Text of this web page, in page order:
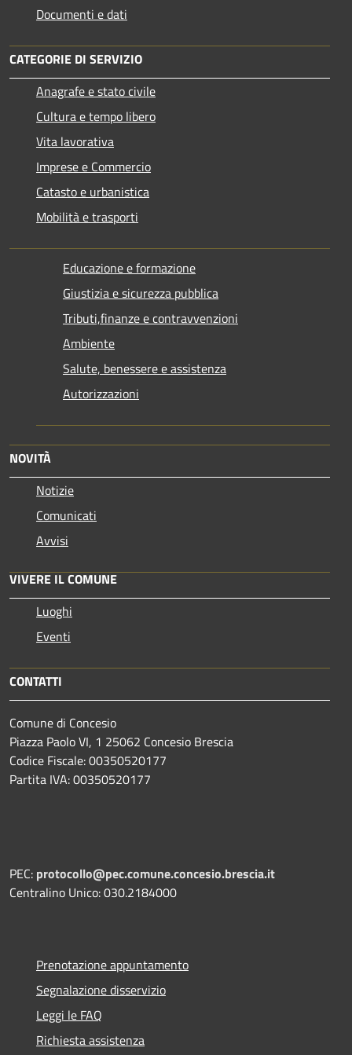
Documenti e dati
CATEGORIE DI SERVIZIO
Anagrafe e stato civile
Cultura e tempo libero
Vita lavorativa
Imprese e Commercio
Catasto e urbanistica
Mobilità e trasporti
Educazione e formazione
Giustizia e sicurezza pubblica
Tributi,finanze e contravvenzioni
Ambiente
Salute, benessere e assistenza
Autorizzazioni
NOVITÀ
Notizie
Comunicati
Avvisi
VIVERE IL COMUNE
Luoghi
Eventi
CONTATTI
Comune di Concesio
Piazza Paolo VI, 1 25062 Concesio Brescia
Codice Fiscale: 00350520177
Partita IVA: 00350520177
PEC: protocollo@pec.comune.concesio.brescia.it
Centralino Unico: 030.2184000
Prenotazione appuntamento
Segnalazione disservizio
Leggi le FAQ
Richiesta assistenza